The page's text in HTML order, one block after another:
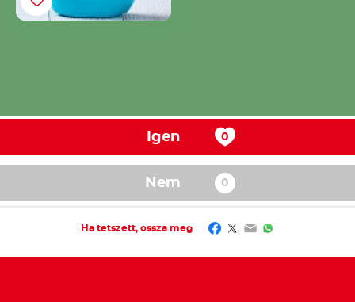
Igen
Nem
Ha tetszett, ossza meg Facebook
Twitter
EmailWhatsApp